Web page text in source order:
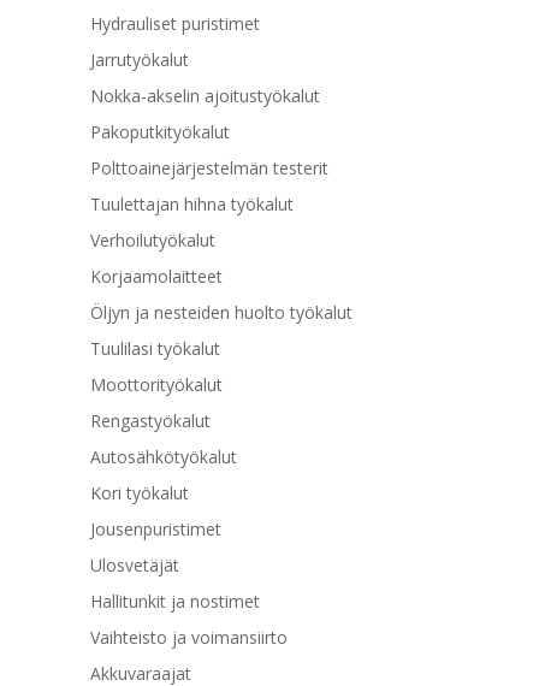
Hydrauliset puristimet
Jarrutyökalut
Nokka-akselin ajoitustyökalut
Pakoputkityökalut
Polttoainejärjestelmän testerit
Tuulettajan hihna työkalut
Verhoilutyökalut
Korjaamolaitteet
Öljyn ja nesteiden huolto työkalut
Tuulilasi työkalut
Moottorityökalut
Rengastyökalut
Autosähkötyökalut
Kori työkalut
Jousenpuristimet
Ulosvetäjät
Hallitunkit ja nostimet
Vaihteisto ja voimansiirto
Akkuvaraajat